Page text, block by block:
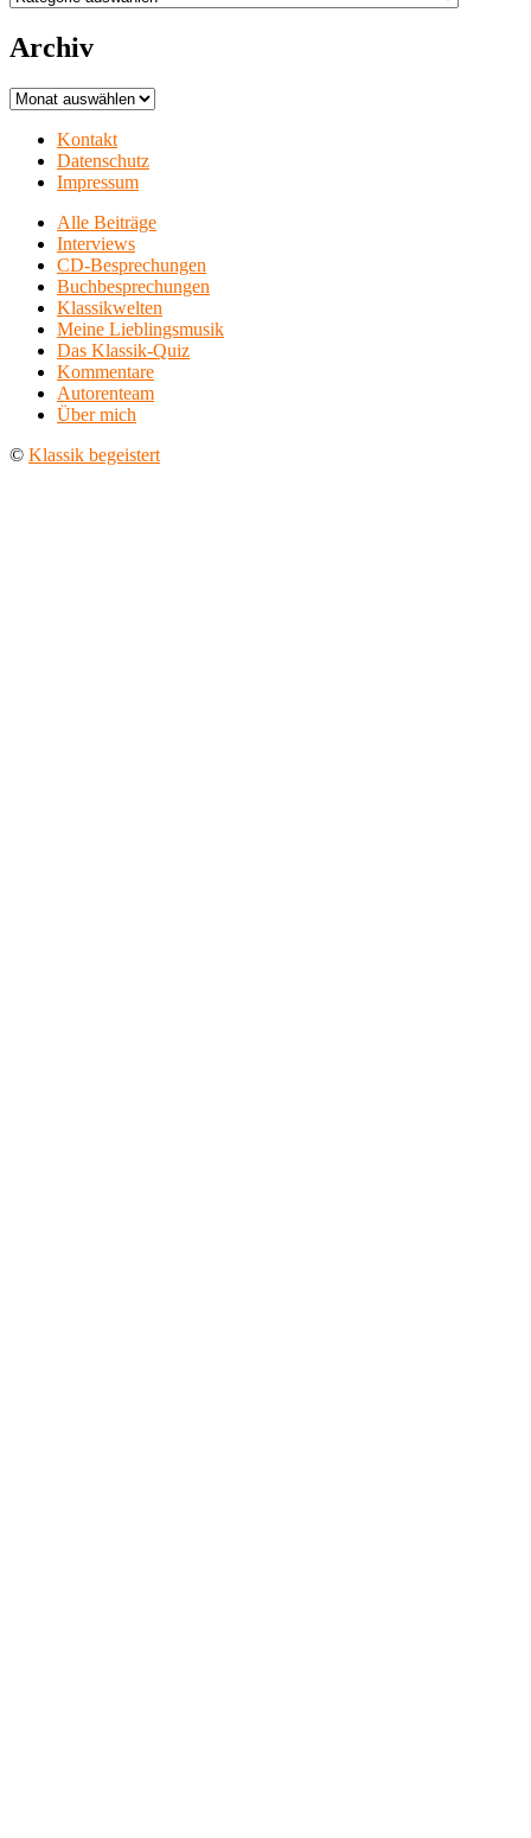
Archiv
Archiv
Kontakt
Datenschutz
Impressum
Alle Beiträge
Interviews
CD-Besprechungen
Buchbesprechungen
Klassikwelten
Meine Lieblingsmusik
Das Klassik-Quiz
Kommentare
Autorenteam
Über mich
© Klassik begeistert